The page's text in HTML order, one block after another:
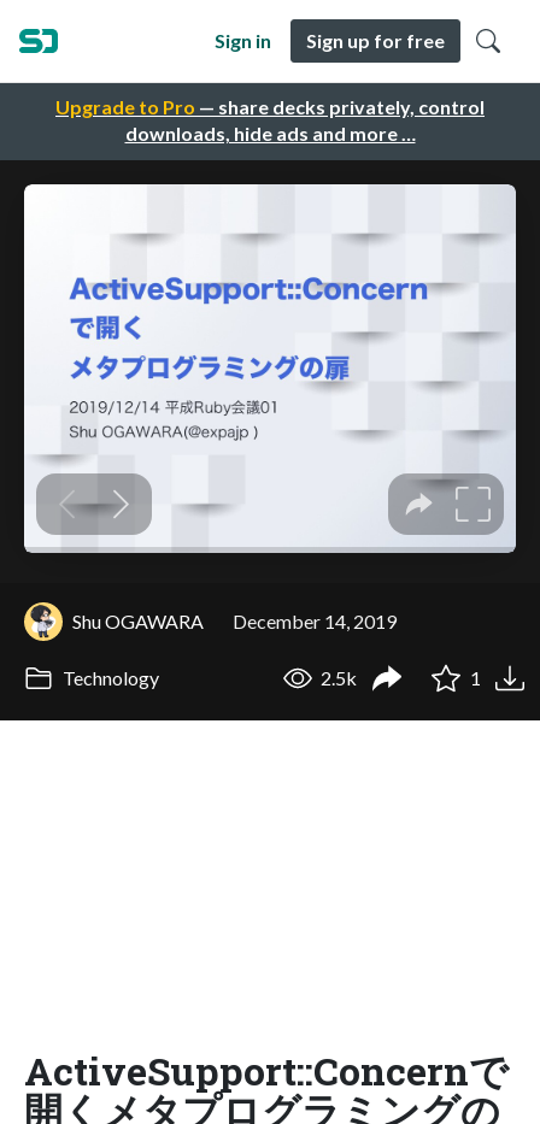
Upgrade to Pro — share decks privately, control
downloads, hide ads and more …
Sign in Sign up for free
Shu OGAWARA December 14, 2019
Technology 2.5k 1
ActiveSupport::Concernで
開くメタプログラミングの